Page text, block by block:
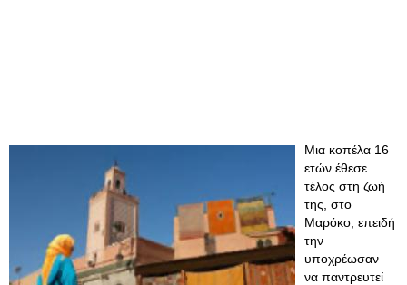
Μια κοπέλα 16
ετών έθεσε
τέλος στη ζωή
της, στο
Μαρόκο, επειδή
την
υποχρέωσαν
να παντρευτεί